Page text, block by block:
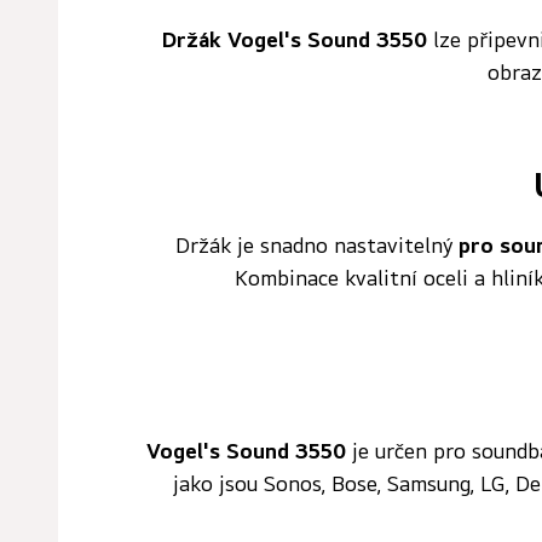
Držák Vogel's Sound 3550 lze
Držák je snadno nastavitelný pro
Kombinace kvalitní oceli a
Vogel's Sound 3550je určen pro
jako jsou Sonos, Bose, Samsung, LG,